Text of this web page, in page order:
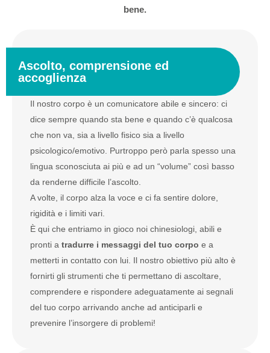
bene.
Ascolto, comprensione ed
accoglienza
Il nostro corpo è un comunicatore abile e sincero: ci
dice sempre quando sta bene e quando c’è qualcosa
che non va, sia a livello fisico sia a livello
psicologico/emotivo. Purtroppo però parla spesso una
lingua sconosciuta ai più e ad un “volume” così basso
da renderne difficile l’ascolto.
A volte, il corpo alza la voce e ci fa sentire dolore,
rigidità e i limiti vari.
È qui che entriamo in gioco noi chinesiologi, abili e
pronti a tradurre i messaggi del tuo corpo e a
metterti in contatto con lui. Il nostro obiettivo più alto è
fornirti gli strumenti che ti permettano di ascoltare,
comprendere e rispondere adeguatamente ai segnali
del tuo corpo arrivando anche ad anticiparli e
prevenire l’insorgere di problemi!